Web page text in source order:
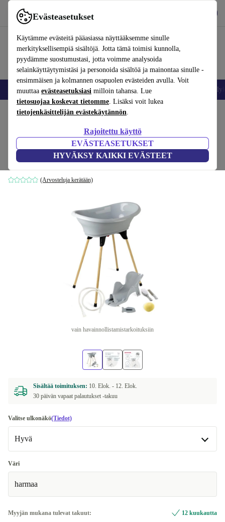
Evästeasetukset
Käytämme evästeitä pääasiassa näyttääksemme sinulle
merkityksellisempiä sisältöjä. Jotta tämä toimisi kunnolla,
pyydämme suostumustasi, jotta voimme analysoida
selainkäyttäytymistäsi ja personoida sisältöä ja mainontaa sinulle -
ensimmäisen ja kolmannen osapuolen evästeiden avulla. Voit
muuttaa evästeasetuksiasi milloin tahansa. Lue
tietosuojaa koskevat tietomme. Lisäksi voit lukea
tietojenkäsittelijän evästekäytännön.
Rajoitettu käyttö
EVÄSTEASETUKSET
HYVÄKSY KAIKKI EVÄSTEET
Käytä refurbed-palvelua nopeasti ja helposti
Matkapuhelimet ja älypuhelimet Kannettavat tietokoneet
Koti Vauvat ja lapset Potat ja pesut
Thermobaby Vasco 7-sisällä-1
Babybadeset
harmaa
(Arvosteluja kerätään)
88,80 €
123,82 €
vain havainnollistamistarkoituksiin
Sisältää toimituksen: 10. Elok. - 12. Elok.
30 päivän vapaat palautukset -takuu
Valitse ulkonäkö(Tiedot)
Hyvä
Hyvä
Erittäin hyvä
Väri
harmaa
Myyjän mukana tulevat takuut: 12 kuukautta